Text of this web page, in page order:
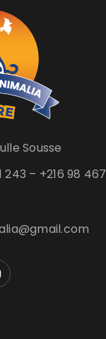
Sousse
243 – +216 98 467